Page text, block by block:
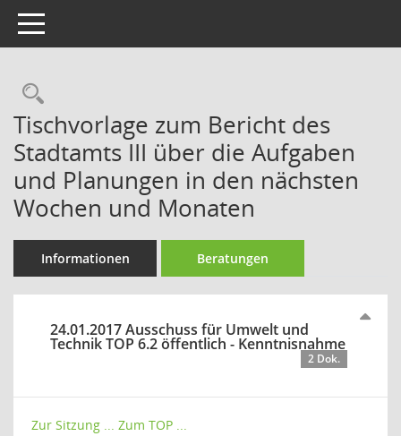
Toggle navigation
Rechercheauswahl
Tischvorlage zum Bericht des
Stadtamts III über die Aufgaben
und Planungen in den nächsten
Wochen und Monaten
Informationen Beratungen
24.01.2017 Ausschuss für Umwelt und
Technik TOP 6.2 öffentlich - Kenntnisnahme
2 Dok.
Zur Sitzung ... Zum TOP ...